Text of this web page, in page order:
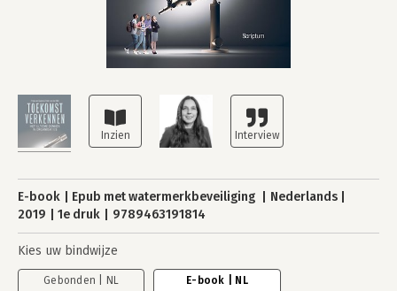
E-book Epub met watermerkbeveiliging
Nederlands
2019
1e druk 9789463191814
Kies uw bindwijze
Gebonden | NL E-book | NL